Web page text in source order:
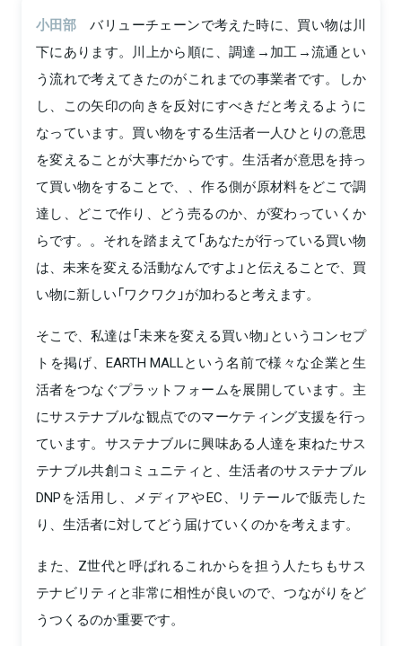
小田部
バリューチェーンで考えた時に、買い物は川
下にあります。川上から順に、調達→加工→流通とい
う流れで考えてきたのがこれまでの事業者です。しか
し、この矢印の向きを反対にすべきだと考えるように
なっています。買い物をする生活者一人ひとりの意思
を変えることが大事だからです。生活者が意思を持っ
て買い物をすることで、、作る側が原材料をどこで調
達し、どこで作り、どう売るのか、が変わっていくか
らです。。それを踏まえて「あなたが行っている買い物
は、未来を変える活動なんですよ」と伝えることで、買
い物に新しい「ワクワク」が加わると考えます。
そこで、私達は「未来を変える買い物」というコンセプ
トを掲げ、EARTH MALLという名前で様々な企業と生
活者をつなぐプラットフォームを展開しています。主
にサステナブルな観点でのマーケティング支援を行っ
ています。サステナブルに興味ある人達を束ねたサス
テナブル共創コミュニティと、生活者のサステナブル
DNPを活用し、メディアやEC、リテールで販売した
り、生活者に対してどう届けていくのかを考えます。
また、Z世代と呼ばれるこれからを担う人たちもサス
テナビリティと非常に相性が良いので、つながりをど
うつくるのか重要です。